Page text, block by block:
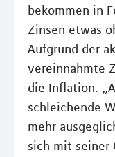
bekommen in
Zinsen etwas
Aufgrund der
vereinnahmte
die Inflation.
schleichende
mehr
sich mit seiner